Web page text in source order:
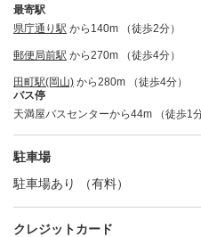
最寄駅
県庁通り駅 から140m （徒歩2分）
郵便局前駅 から270m （徒歩4分）
田町駅(岡山) から280m （徒歩4分）
バス停
天満屋バスセンターから44m （徒歩1分
駐車場
駐車場あり （有料）
クレジットカード